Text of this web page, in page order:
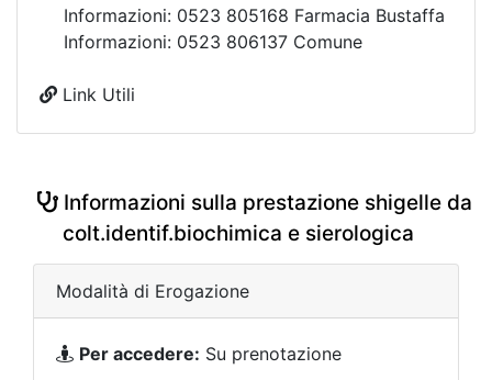
Informazioni: 0523 805168 Farmacia Bustaffa
Informazioni: 0523 806137 Comune
Link Utili
Informazioni sulla prestazione shigelle da
colt.identif.biochimica e sierologica
Modalità di Erogazione
Per accedere: Su prenotazione